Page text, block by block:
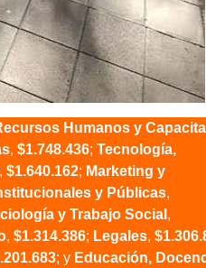
Humanos y
, $1.748.436; Tecnología,
, $1.640.162; Marketing y
y Públicas,
y Trabajo Social ,
, $1.314.386; Legales,
; y Educación,